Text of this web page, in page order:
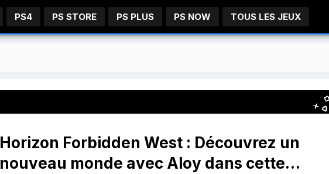
PS4 PS STORE PS PLUS PS NOW TOUS LES JEUX
Horizon Forbidden West : Découvrez un
nouveau monde avec Aloy dans cette